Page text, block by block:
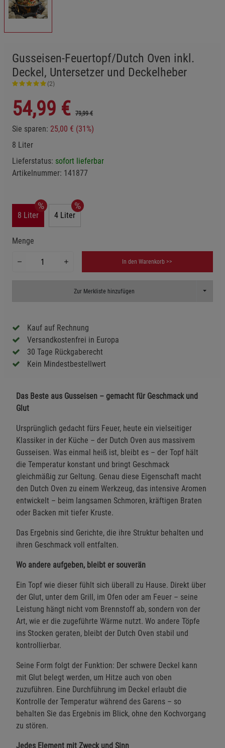
Gusseisen-Feuertopf/Dutch Oven inkl.
Deckel, Untersetzer und Deckelheber
(2)
54,99 € 79,99 €
Sie sparen: 25,00 € (31%)
8 Liter
Lieferstatus: sofort lieferbar
Artikelnummer: 141877
8 Liter 4 Liter
Menge
In den Warenkorb >>
Zur Merkliste hinzufügen Toggle
Kauf auf Rechnung
Versandkostenfrei in Europa
30 Tage Rückgaberecht
Kein Mindestbestellwert
Das Beste aus Gusseisen – gemacht für Geschmack und
Glut
Ursprünglich gedacht fürs Feuer, heute ein vielseitiger
Klassiker in der Küche – der Dutch Oven aus massivem
Gusseisen. Was einmal heiß ist, bleibt es – der Topf hält
die Temperatur konstant und bringt Geschmack
gleichmäßig zur Geltung. Genau diese Eigenschaft macht
den Dutch Oven zu einem Werkzeug, das intensive Aromen
entwickelt – beim langsamen Schmoren, kräftigen Braten
oder Backen mit tiefer Kruste.
Das Ergebnis sind Gerichte, die ihre Struktur behalten und
ihren Geschmack voll entfalten.
Wo andere aufgeben, bleibt er souverän
Ein Topf wie dieser fühlt sich überall zu Hause. Direkt über
der Glut, unter dem Grill, im Ofen oder am Feuer – seine
Leistung hängt nicht vom Brennstoff ab, sondern von der
Art, wie er die zugeführte Wärme nutzt. Wo andere Töpfe
ins Stocken geraten, bleibt der Dutch Oven stabil und
kontrollierbar.
Seine Form folgt der Funktion: Der schwere Deckel kann
mit Glut belegt werden, um Hitze auch von oben
zuzuführen. Eine Durchführung im Deckel erlaubt die
Kontrolle der Temperatur während des Garens – so
behalten Sie das Ergebnis im Blick, ohne den Kochvorgang
zu stören.
Jedes Element mit Zweck und Sinn